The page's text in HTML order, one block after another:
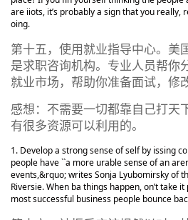
are iiots, it’s probably a sign that you really,
oing.
第十五，使用就业指导中心。美
是求职咨询机构。专业人员帮你
就业市场，帮助你准备面试，修
感想：不需要一切都靠自己打天
有很多资源可以利用的。
Develop a strong sense of self by issing
people have ``a more urable sense of an
events,&rquo; writes Sonja Lyubomirsky of
Riversie. When ba things happen, on’t take
most successful business people bounce